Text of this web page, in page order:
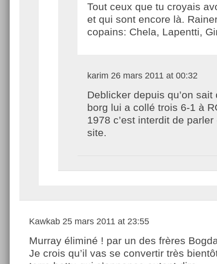
Tout ceux que tu croyais
et qui sont encore là.
copains: Chela, Lapentti,
karim 26 mars 2011 at 00:32
Deblicker depuis qu’on sait
borg lui a collé trois 6-1 à
1978 c’est interdit de
site.
Kawkab 25 mars 2011 at 23:55
Murray éliminé ! par un des frères
Je crois qu’il vas se convertir très